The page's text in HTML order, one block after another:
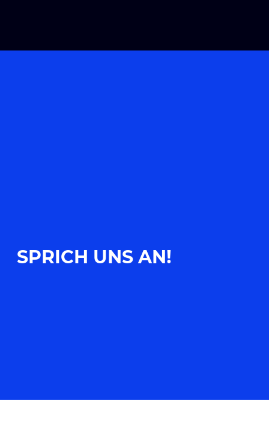
SPRICH UNS AN!